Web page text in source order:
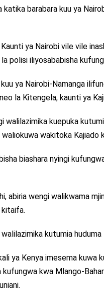
katika barabara kuu ya
ya Nairobi vile vile
polisi iliyosababisha
ya Nairobi-Namanga
la Kitengela, kaunti ya
walilazimika kuepuka
waliokuwa wakitoka Kajiado
biashara nyingi
abiria wengi walikwama
kitaifa.
walilazimika kutumia
ya Kenya imesema
kwa Mlango-